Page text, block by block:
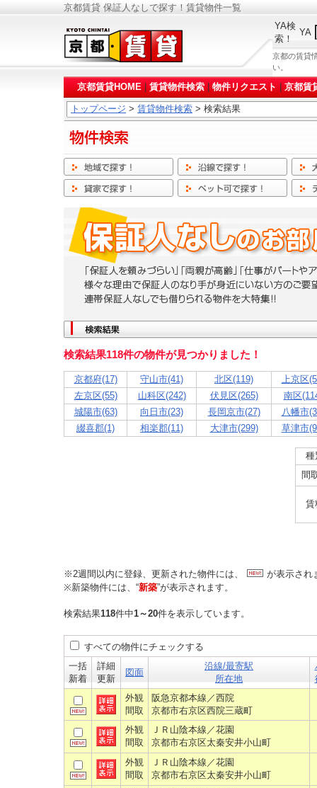
京都賃貸 保証人なしで探す！賃貸物件一覧
YA検
索！
YA
京都の賃貸
い。
京都賃貸HOME 賃貸物件検索 物件リクエスト 京都賃
トップページ > 賃貸物件検索 > 検索結果
検索結果118件の物件が見つかりました！
京都府(17) 守山市(41) 北区(119)
上京区
左京区(55)
山科区(242) 伏見区(265)
南区
城陽市(63)
向日市(23) 長岡京市(27)
八幡市
綴喜郡(1)
相楽郡(11) 大津市(299) 草津市
種
間
賃
※2週間以内に登録、更新された物件には、
が表示され
※新築物件には、“新築”が表示されます。
検索結果118件中1～20件を表示しています。
すべての物件にチェックする
一括
新着
詳細
更新
図面
沿線/最寄駅
所在地
外観
間取
阪急京都本線／西院
京都市右京区西院三蔵町
外観
間取
ＪＲ山陰本線／花園
京都市右京区太秦安井小山町
外観
間取
ＪＲ山陰本線／花園
京都市右京区太秦安井小山町